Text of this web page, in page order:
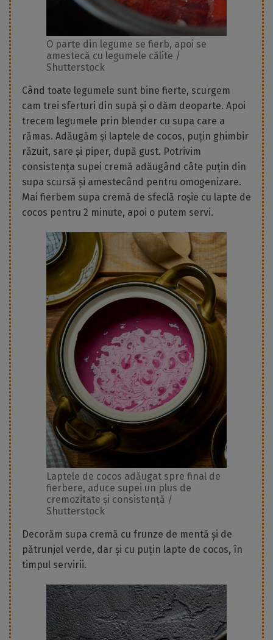
O parte din legume se fierb, apoi se
amestecă cu legumele călite /
Shutterstock
Când toate legumele sunt bine fierte, scurgem
cam trei sferturi din supă și o dăm deoparte. Apoi
trecem legumele prin blender cu supa care a
rămas. Adăugăm și laptele de cocos, puțin ghimbir
răzuit, sare și piper, după gust. Potrivim
consistența supei cremă adăugând câte puțin din
supa scursă și amestecând pentru omogenizare.
Mai fierbem supa cremă de sfeclă roșie cu lapte de
cocos pentru 2 minute, apoi o putem servi.
Laptele de cocos adăugat spre final de
fierbere, aduce supei un plus de
cremozitate și consistență /
Shutterstock
Decorăm supa cremă cu frunze de mentă și de
pătrunjel verde, dar și cu puțin lapte de cocos, în
timpul servirii.